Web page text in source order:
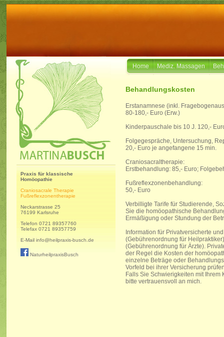
Praxis für klassische
Homöopathie
Craniosacrale Therapie
Fußreflexzonentherapie
Neckarstrasse 25
76199 Karlsruhe
Telefon 0721 89357760
Telefax 0721 89357759
E-Mail info@heilpraxis-busch.de
NaturheilpraxisBusch
Home Mediz. Massagen
Behandlungskosten
Erstanamnese (inkl.
80-180,- Euro (Erw.)
Kinderpauschale bis 10 J. 120,-
Folgegespräche, Untersuchung,
20,- Euro je angefangene 15 min.
Craniosacraltherapie:
Erstbehandlung: 85,- Euro;
Fußreflexzonenbehandlung:
50,- Euro
Verbilligte Tarife für Studierende,
Sie die homöopathische
Ermäßigung oder Stundung der
Information für Privatversicherte
(Gebührenordnung für
(Gebührenordnung für Ärzte).
der Regel die Kosten der
einzelne Beträge oder
Vorfeld bei ihrer Versicherung
Falls Sie Schwierigkeiten mit
bitte vertrauensvoll an mich.